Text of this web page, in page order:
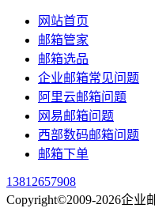
网站首页
邮箱管家
邮箱选品
企业邮箱常见问题
阿里云邮箱问题
网易邮箱问题
西部数码邮箱问题
邮箱下单
13812657908
Copyright©2009-2026企业